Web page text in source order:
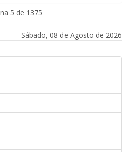
5 de 1375
Sábado, 08 de Agosto de 2026